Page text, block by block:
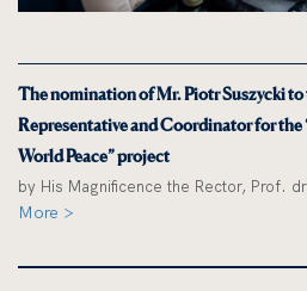
The nomination of Mr. Piotr Suszycki
Representative and Coordinator for
World Peace” project
by His Magnificence the Rector, Prof.
More >